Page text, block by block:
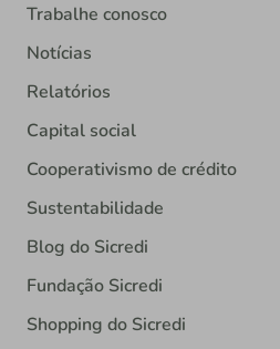
Trabalhe conosco
Notícias
Relatórios
Capital social
Cooperativismo de crédito
Sustentabilidade
Blog do Sicredi
Fundação Sicredi
Shopping do Sicredi